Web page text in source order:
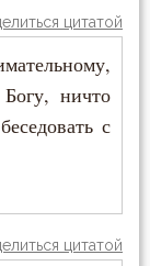
цитатой
ничто
с
цитатой